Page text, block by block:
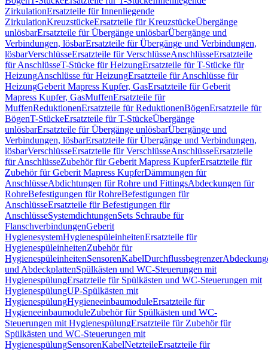
ZirkulationErsatzteile für Innenliegende
ZirkulationKreuzstückeErsatzteile für KreuzstückeÜbergänge
unlösbarErsatzteile für Übergänge unlösbarÜbergänge und
Verbindungen, lösbarErsatzteile für Übergänge und Verbindungen,
lösbarVerschlüsseErsatzteile für VerschlüsseAnschlüsseErsatzteile
für AnschlüsseT-Stücke für HeizungErsatzteile für T-Stücke für
HeizungAnschlüsse für HeizungErsatzteile für Anschlüsse für
HeizungGeberit Mapress Kupfer, GasErsatzteile für Geberit
Mapress Kupfer, GasMuffenErsatzteile für
MuffenReduktionenErsatzteile für ReduktionenBögenErsatzteile für
BögenT-StückeErsatzteile für T-StückeÜbergänge
unlösbarErsatzteile für Übergänge unlösbarÜbergänge und
Verbindungen, lösbarErsatzteile für Übergänge und Verbindungen,
lösbarVerschlüsseErsatzteile für VerschlüsseAnschlüsseErsatzteile
für AnschlüsseZubehör für Geberit Mapress KupferErsatzteile für
Zubehör für Geberit Mapress KupferDämmungen für
AnschlüsseAbdichtungen für Rohre und FittingsAbdeckungen für
RohreBefestigungen für RohreBefestigungen für
AnschlüsseErsatzteile für Befestigungen für
AnschlüsseSystemdichtungenSets Schraube für
FlanschverbindungenGeberit
HygienesystemHygienespüleinheitenErsatzteile für
HygienespüleinheitenZubehör für
HygienespüleinheitenSensorenKabelDurchflussbegrenzer
und AbdeckplattenSpülkästen und WC-Steuerungen mit
HygienespülungErsatzteile für Spülkästen und WC-Steuerungen mit
HygienespülungUP-Spülkästen mit
HygienespülungHygieneeinbaumoduleErsatzteile für
HygieneeinbaumoduleZubehör für Spülkästen und WC-
Steuerungen mit HygienespülungErsatzteile für Zubehör für
Spülkästen und WC-Steuerungen mit
HygienespülungSensorenKabelNetzteileErsatzteile für